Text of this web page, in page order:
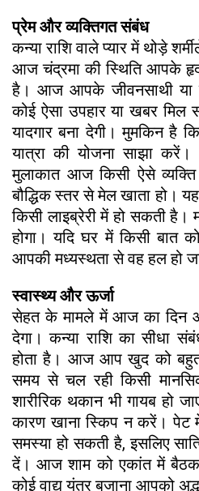
प्रेम और व्यक्तिगत संबंध
कन्या राशि वाले प्यार में थोड़े
आज चंद्रमा की स्थिति आपके
है। आज आपके जीवनसाथी या
कोई ऐसा उपहार या खबर
यादगार बना देगी। मुमकिन है
यात्रा की योजना साझा
मुलाकात आज किसी ऐसे
बौद्धिक स्तर से मेल खाता हो।
किसी लाइब्रेरी में हो सकती है।
होगा। यदि घर में किसी बात
आपकी मध्यस्थता से वह हल हो
स्वास्थ्य और ऊर्जा
सेहत के मामले में आज का दिन
देगा। कन्या राशि का सीधा
होता है। आज आप खुद को
समय से चल रही किसी
शारीरिक थकान भी गायब हो
कारण खाना स्किप न करें। पेट
समस्या हो सकती है, इसलिए
दें। आज शाम को एकांत में
कोई वाद्य यंत्र बजाना आपको